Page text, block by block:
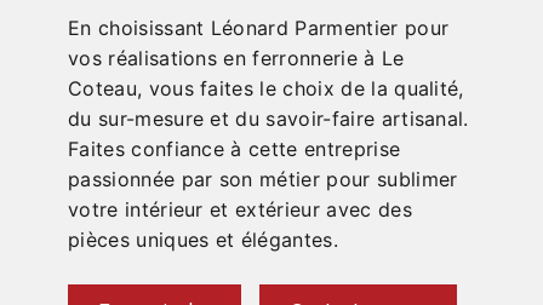
En choisissant Léonard Parmentier pour
vos réalisations en ferronnerie à Le
Coteau, vous faites le choix de la qualité,
du sur-mesure et du savoir-faire artisanal.
Faites confiance à cette entreprise
passionnée par son métier pour sublimer
votre intérieur et extérieur avec des
pièces uniques et élégantes.